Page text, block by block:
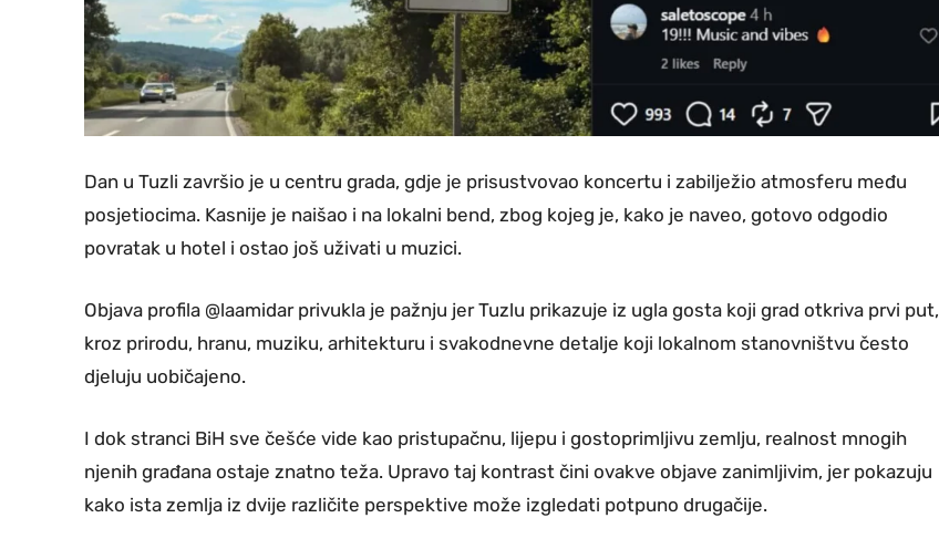
Dan u Tuzli završio je u centru grada, gdje je prisustvovao koncertu i zabilježio atmosferu među
posjetiocima. Kasnije je naišao i na lokalni bend, zbog kojeg je, kako je naveo, gotovo odgodio
povratak u hotel i ostao još uživati u muzici.
Objava profila @laamidar privukla je pažnju jer Tuzlu prikazuje iz ugla gosta koji grad otkriva prvi put,
kroz prirodu, hranu, muziku, arhitekturu i svakodnevne detalje koji lokalnom stanovništvu često
djeluju uobičajeno.
I dok stranci BiH sve češće vide kao pristupačnu, lijepu i gostoprimljivu zemlju, realnost mnogih
njenih građana ostaje znatno teža. Upravo taj kontrast čini ovakve objave zanimljivim, jer pokazuju
kako ista zemlja iz dvije različite perspektive može izgledati potpuno drugačije.